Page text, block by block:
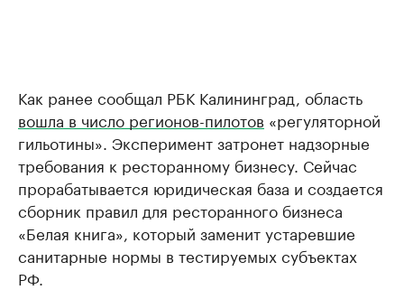
Как ранее сообщал РБК Калининград, область
вошла в число регионов-пилотов «регуляторной
гильотины». Эксперимент затронет надзорные
требования к ресторанному бизнесу. Сейчас
прорабатывается юридическая база и создается
сборник правил для ресторанного бизнеса
«Белая книга», который заменит устаревшие
санитарные нормы в тестируемых субъектах
РФ.